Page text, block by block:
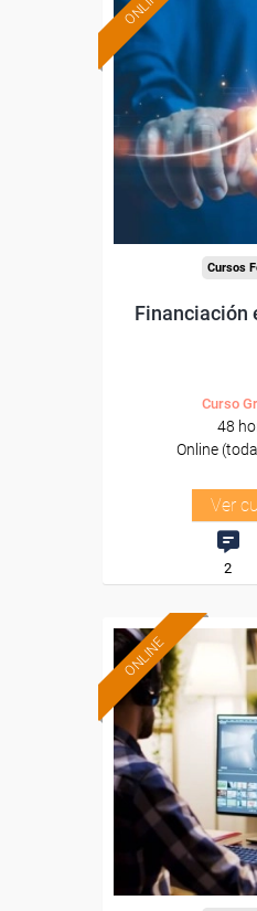
Para
trabajadores y
-Finanzas y
Cursos
Financiación
Curso
48
Online
Ver
2
ONLINE
Para
trabajadores y
-Información,
y Artes